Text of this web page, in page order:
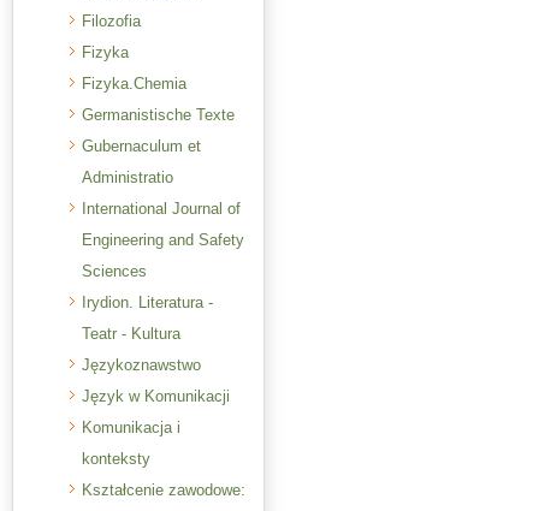
Filozofia
Fizyka
Fizyka.Chemia
Germanistische Texte
Gubernaculum et
Administratio
International Journal of
Engineering and Safety
Sciences
Irydion. Literatura -
Teatr - Kultura
Językoznawstwo
Język w Komunikacji
Komunikacja i
konteksty
Kształcenie zawodowe: